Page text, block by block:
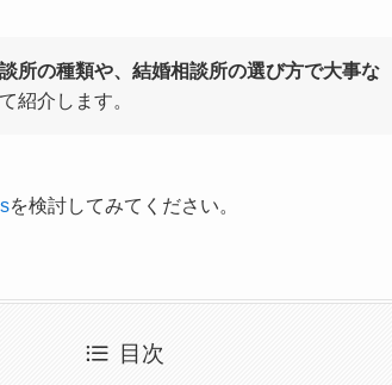
所の種類や、結婚相談所の選び方で大事な
紹介します。
を検討してみてください。
目次